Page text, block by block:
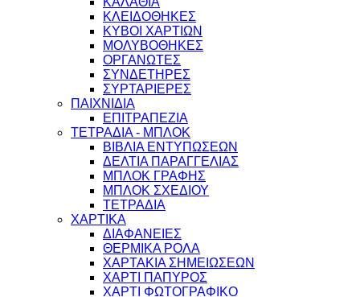
ΚΛΕΙΔΟΘΗΚΕΣ
ΚΥΒΟΙ ΧΑΡΤΙΩΝ
ΜΟΛΥΒΟΘΗΚΕΣ
ΟΡΓΑΝΩΤΕΣ
ΣΥΝΔΕΤΗΡΕΣ
ΣΥΡΤΑΡΙΕΡΕΣ
ΠΑΙΧΝΙΔΙΑ
ΕΠΙΤΡΑΠΕΖΙΑ
ΤΕΤΡΑΔΙΑ - ΜΠΛΟΚ
ΒΙΒΛΙΑ ΕΝΤΥΠΩΣΕΩΝ
ΔΕΛΤΙΑ ΠΑΡΑΓΓΕΛΙΑΣ
ΜΠΛΟΚ ΓΡΑΦΗΣ
ΜΠΛΟΚ ΣΧΕΔΙΟΥ
ΤΕΤΡΑΔΙΑ
ΧΑΡΤΙΚΑ
ΔΙΑΦΑΝΕΙΕΣ
ΘΕΡΜΙΚΑ ΡΟΛΑ
ΧΑΡΤΑΚΙΑ ΣΗΜΕΙΩΣΕΩΝ
ΧΑΡΤΙ ΠΑΠΥΡΟΣ
ΧΑΡΤΙ ΦΩΤΟΓΡΑΦΙΚΟ